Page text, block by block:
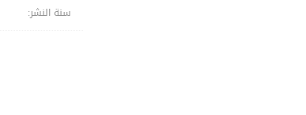
سنة النشر: